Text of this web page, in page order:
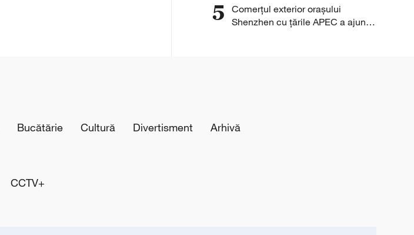
5
Comerțul exterior orașului
Shenzhen cu țările APEC a ajuns
Bucătărie Cultură Divertisment Arhivă
CCTV+